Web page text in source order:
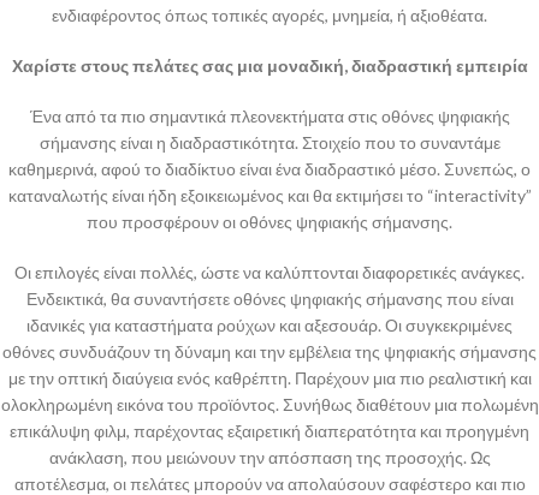
ενδιαφέροντος όπως τοπικές αγορές, μνημεία, ή αξιοθέατα.
Χαρίστε στους πελάτες σας μια μοναδική, διαδραστική εμπειρία
Ένα από τα πιο σημαντικά πλεονεκτήματα στις οθόνες ψηφιακής
σήμανσης είναι η διαδραστικότητα. Στοιχείο που το συναντάμε
καθημερινά, αφού το διαδίκτυο είναι ένα διαδραστικό μέσο. Συνεπώς, ο
καταναλωτής είναι ήδη εξοικειωμένος και θα εκτιμήσει το “interactivity”
που προσφέρουν οι οθόνες ψηφιακής σήμανσης.
Οι επιλογές είναι πολλές, ώστε να καλύπτονται διαφορετικές ανάγκες.
Ενδεικτικά, θα συναντήσετε οθόνες ψηφιακής σήμανσης που είναι
ιδανικές για καταστήματα ρούχων και αξεσουάρ. Οι συγκεκριμένες
οθόνες συνδυάζουν τη δύναμη και την εμβέλεια της ψηφιακής σήμανσης
με την οπτική διαύγεια ενός καθρέπτη. Παρέχουν μια πιο ρεαλιστική και
ολοκληρωμένη εικόνα του προϊόντος. Συνήθως διαθέτουν μια πολωμένη
επικάλυψη φιλμ, παρέχοντας εξαιρετική διαπερατότητα και προηγμένη
ανάκλαση, που μειώνουν την απόσπαση της προσοχής. Ως
αποτέλεσμα, οι πελάτες μπορούν να απολαύσουν σαφέστερο και πιο